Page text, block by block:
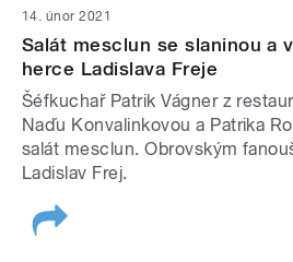
14. únor 2021
Salát mesclun se slaninou a
herce Ladislava Freje
Šéfkuchař Patrik Vágner z
Naďu Konvalinkovou a Patrika
salát mesclun. Obrovským
Ladislav Frej.